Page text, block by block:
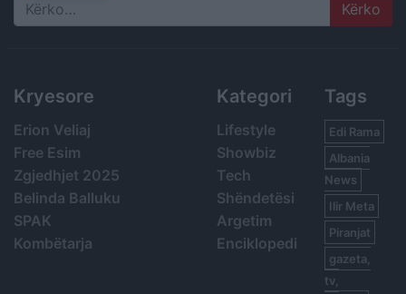
Search
Kryesore
Erion Veliaj
Free Esim
Zgjedhjet 2025
Belinda Balluku
SPAK
Kombëtarja
Kategori
Lifestyle
Showbiz
Tech
Shëndetësi
Argetim
Enciklopedi
Tags
Edi Rama
Albania
News
Ilir Meta
Piranjat
gazeta,
tv,